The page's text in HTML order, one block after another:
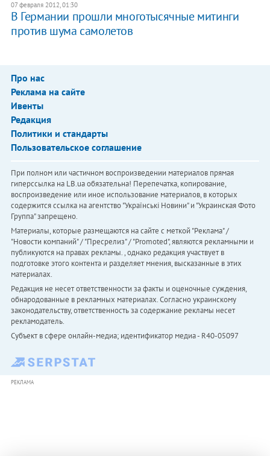
07 февраля 2012, 01:30
В Германии прошли многотысячные митинги
против шума самолетов
Про нас
Реклама на сайте
Ивенты
Редакция
Политики и стандарты
Пользовательское соглашение
При полном или частичном воспроизведении материалов прямая
гиперссылка на LB.ua обязательна! Перепечатка, копирование,
воспроизведение или иное использование материалов, в которых
содержится ссылка на агентство "Українськi Новини" и "Украинская Фото
Группа" запрещено.
Материалы, которые размещаются на сайте с меткой "Реклама" /
"Новости компаний" / "Пресрелиз" / "Promoted", являются рекламными и
публикуются на правах рекламы. , однако редакция участвует в
подготовке этого контента и разделяет мнения, высказанные в этих
материалах.
Редакция не несет ответственности за факты и оценочные суждения,
обнародованные в рекламных материалах. Согласно украинскому
законодательству, ответственность за содержание рекламы несет
рекламодатель.
Субъект в сфере онлайн-медиа; идентификатор медиа - R40-05097
РЕКЛАМА